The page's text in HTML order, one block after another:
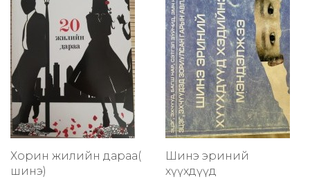
Хорин жилийн дараа(
шинэ)
Шинэ эриний
хүүхдүүд